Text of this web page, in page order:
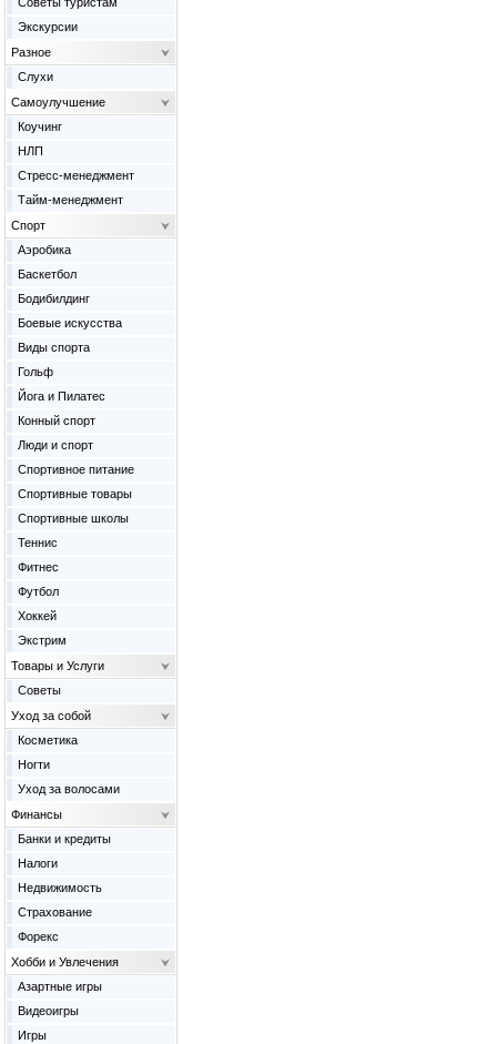
Экскурсии
Разное
Слухи
Самоулучшение
Коучинг
НЛП
Стресс-менеджмент
Тайм-менеджмент
Спорт
Аэробика
Баскетбол
Бодибилдинг
Боевые искусства
Виды спорта
Гольф
Йога и Пилатес
Конный спорт
Люди и спорт
Спортивное питание
Спортивные товары
Спортивные школы
Теннис
Фитнес
Футбол
Хоккей
Экстрим
Товары и Услуги
Советы
Уход за собой
Косметика
Ногти
Уход за волосами
Финансы
Банки и кредиты
Налоги
Недвижимость
Страхование
Форекс
Хобби и Увлечения
Азартные игры
Видеоигры
Игры